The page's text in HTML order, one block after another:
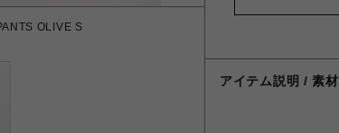
OLIVE S
アイテム説明 / 素材